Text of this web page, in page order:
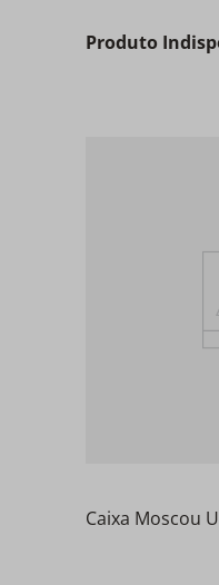
Produto
Caixa Moscou